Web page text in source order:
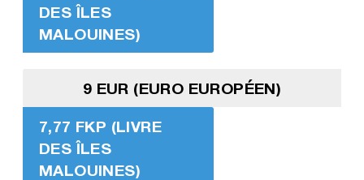
DES ÎLES
MALOUINES)
9 EUR (EURO EUROPÉEN)
7,77 FKP (LIVRE
DES ÎLES
MALOUINES)